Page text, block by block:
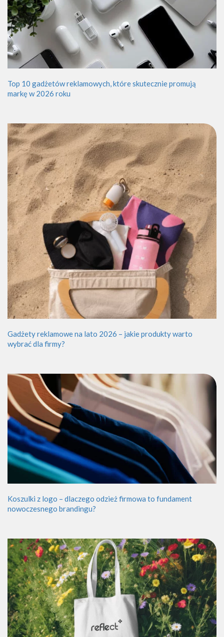
Top 10 gadżetów reklamowych, które skutecznie promują
markę w 2026 roku
Gadżety reklamowe na lato 2026 – jakie produkty warto
wybrać dla firmy?
Koszulki z logo – dlaczego odzież firmowa to fundament
nowoczesnego brandingu?